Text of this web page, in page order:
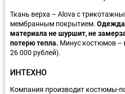
Ткань верха – Alova с
мембранным покрытием. Одежда
материала не шуршит, не
потерю тепла. Минус костюмов –
26 000 рублей).
ИНТЕХНО
Компания производит костюмы-